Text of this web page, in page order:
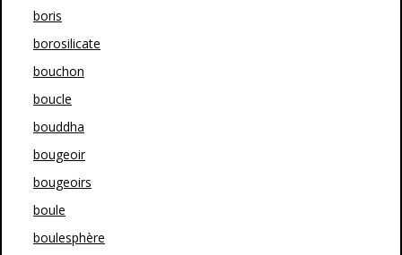
boris
borosilicate
bouchon
boucle
bouddha
bougeoir
bougeoirs
boule
boulesphère